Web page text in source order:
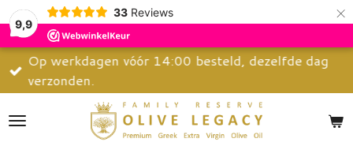
9,9
33 Reviews ×
Op werkdagen vóór 14:00 besteld, dezelfde dag
verzonden.